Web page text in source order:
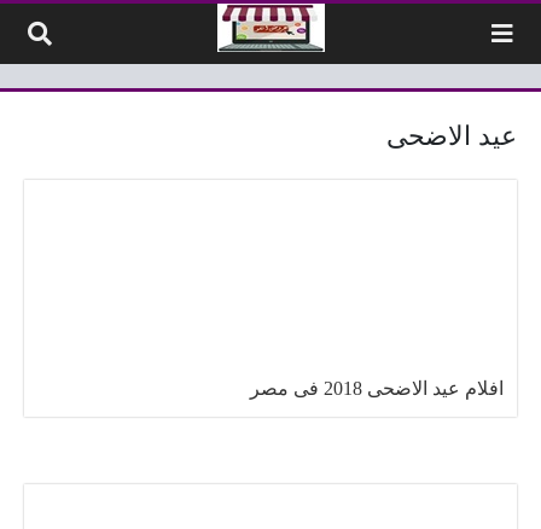
عيد الاضحى
افلام عيد الاضحى 2018 فى مصر